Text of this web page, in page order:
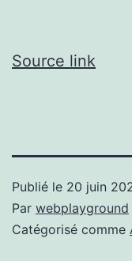
Source link
Publié le 20 juin
Par webplayground
Catégorisé comme